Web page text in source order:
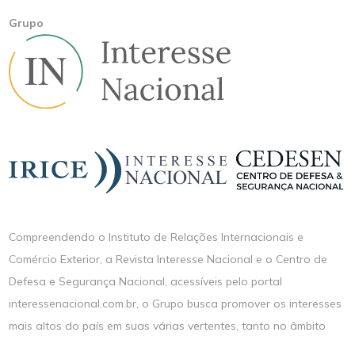
Grupo
Compreendendo o Instituto de Relações Internacionais e
Comércio Exterior, a Revista Interesse Nacional e o Centro de
Defesa e Segurança Nacional, acessíveis pelo portal
interessenacional.com.br, o Grupo busca promover os interesses
mais altos do país em suas várias vertentes, tanto no âmbito